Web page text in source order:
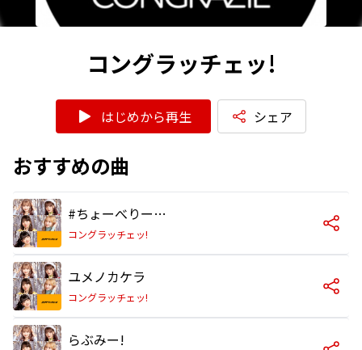
コングラッチェッ!
はじめから再生 シェア
おすすめの曲
#ちょーべりーぐっど
コングラッチェッ!
ユメノカケラ
コングラッチェッ!
らぶみー!